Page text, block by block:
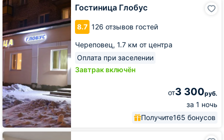
Гостиница Глобус
8.7 126 отзывов гостей
Череповец, 1.7 км от центра
Оплата при заселении
Завтрак включён
от3 300руб.
за 1 ночь
Получите165 бонусов
Гостиница
Глобус
Отель